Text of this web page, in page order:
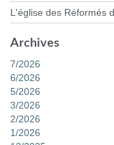
L'église des Réformés
Archives
7/2026
6/2026
5/2026
3/2026
2/2026
1/2026